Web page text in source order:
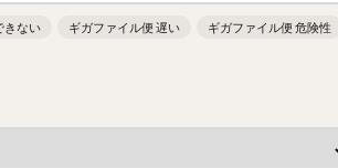
きない ギガファイル便 遅い
ギガファイル便 危険性